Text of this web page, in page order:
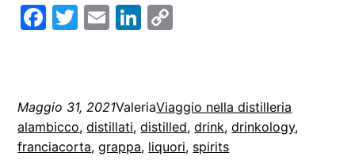
Facebook
Twitter
EmailLinkedIn
Maggio 31, 2021ValeriaViaggio nella distilleria
alambicco, distillati, distilled, drink, drinkology
franciacorta, grappa, liquori, spirits